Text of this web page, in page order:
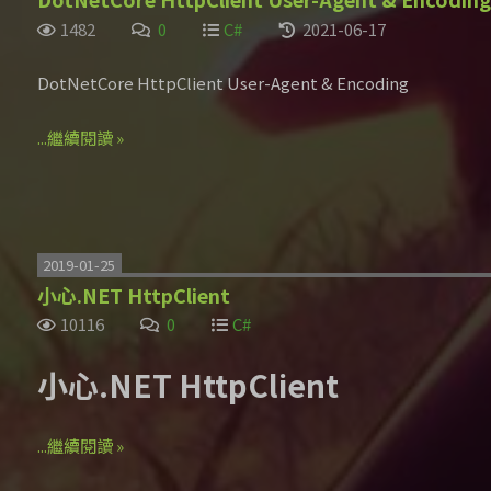
1482 0 C# 2021-06-17
DotNetCore HttpClient User-Agent & Encoding
...繼續閱讀 »
2019-01-25
小心.NET HttpClient
10116 0 C#
小心.NET HttpClient
...繼續閱讀 »